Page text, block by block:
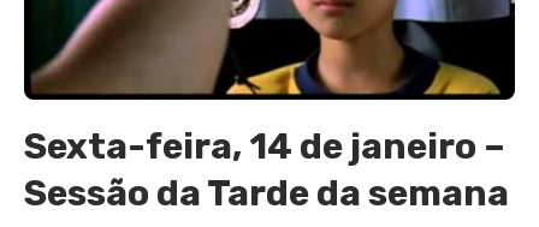
Sexta-feira, 14 de janeiro –
Sessão da Tarde da semana